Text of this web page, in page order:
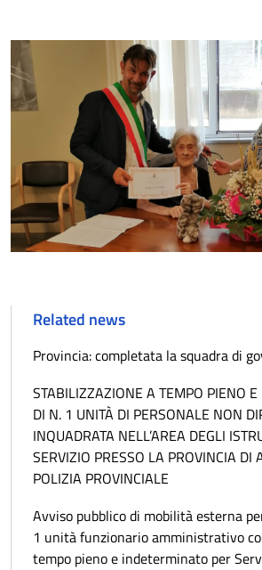
Related news
Provincia: completata la squadra di
STABILIZZAZIONE A TEMPO PIENO
DI N. 1 UNITÀ DI PERSONALE NON
INQUADRATA NELL’AREA DEGLI
SERVIZIO PRESSO LA PROVINCIA DI
POLIZIA PROVINCIALE
Avviso pubblico di mobilità esterna
1 unità funzionario amministrativo
tempo pieno e indeterminato per